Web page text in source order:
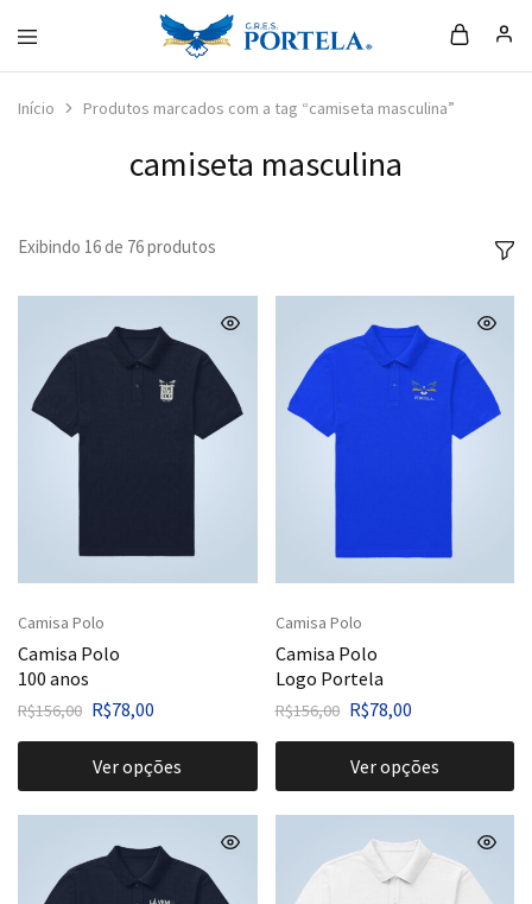
Loja
Portela
Início Produtos marcados com a tag “camiseta masculina”
camiseta masculina
Exibindo 16de 76produtos
Camisa Polo
Camisa Polo
100 anos
R$156,00 R$78,00
Ver opções
Camisa Polo
Camisa Polo
Logo Portela
R$156,00 R$78,00
Ver opções